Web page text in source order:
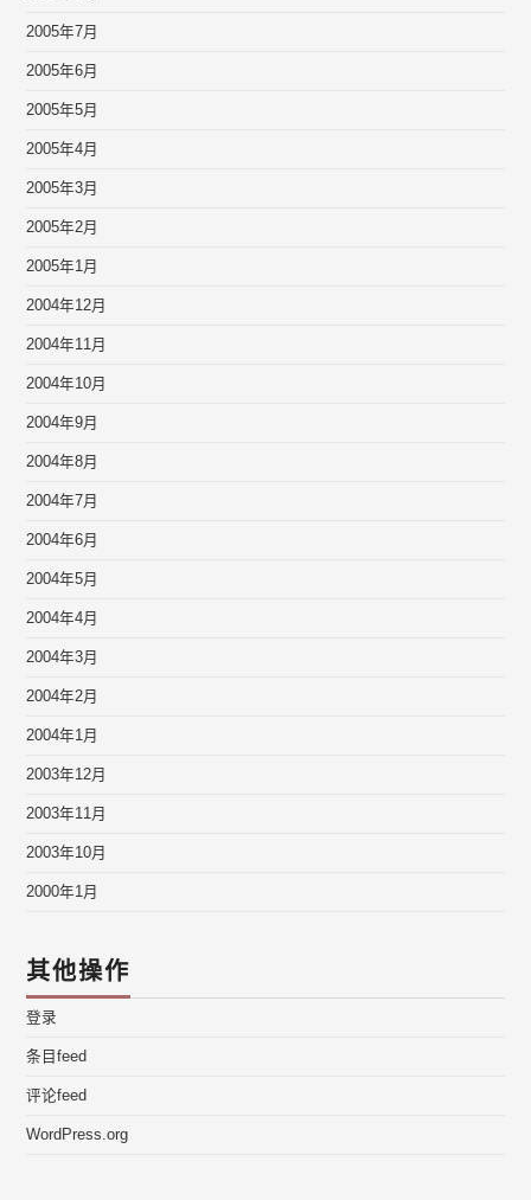
2005年7月
2005年6月
2005年5月
2005年4月
2005年3月
2005年2月
2005年1月
2004年12月
2004年11月
2004年10月
2004年9月
2004年8月
2004年7月
2004年6月
2004年5月
2004年4月
2004年3月
2004年2月
2004年1月
2003年12月
2003年11月
2003年10月
2000年1月
其他操作
登录
条目feed
评论feed
WordPress.org